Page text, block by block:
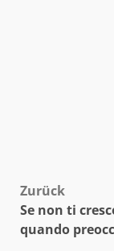
Zurück
Se non ti
quando